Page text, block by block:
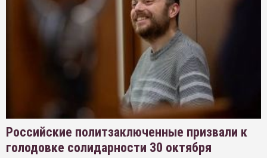
Российские политзаключенные призвали к
голодовке солидарности 30 октября